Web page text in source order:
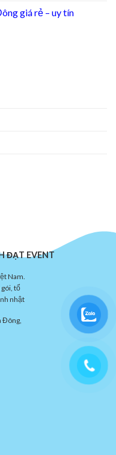
giá rẻ – uy tín
ĐẠT EVENT
Nam.
tổ
nhật
Đông,